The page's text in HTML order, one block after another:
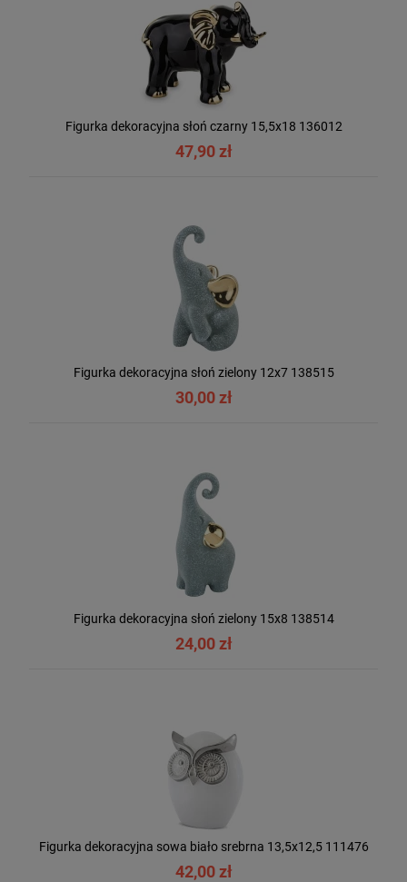
Figurka dekoracyjna słoń czarny 15,5x18 136012
47,90 zł
Figurka dekoracyjna słoń zielony 12x7 138515
30,00 zł
Figurka dekoracyjna słoń zielony 15x8 138514
24,00 zł
Figurka dekoracyjna sowa biało srebrna 13,5x12,5 111476
42,00 zł